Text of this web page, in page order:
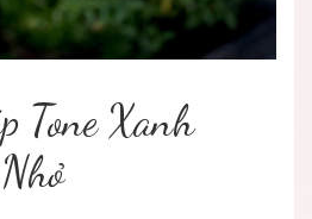
Tone Xanh